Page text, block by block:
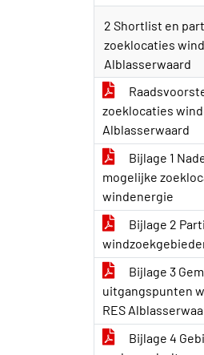
2 Shortlist en
zoeklocaties
Alblasserwaard
zoeklocaties
Alblasserwaard
Bijlage 1
mogelijke
windenergie
Bijlage 2
Bijlage 3
uitgangspunten
RES
Bijlage 4